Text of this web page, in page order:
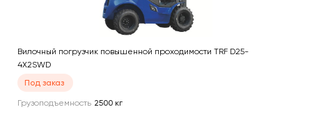
Вилочный погрузчик повышенной проходимости TRF D25-
4X2SWD
Под заказ
Грузоподъемность 2500 кг